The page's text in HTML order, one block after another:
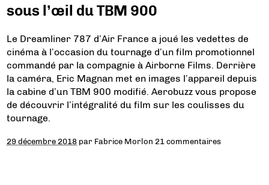
sous l’œil du TBM 900
Le Dreamliner 787 d’Air France a joué les vedettes de
cinéma à l’occasion du tournage d’un film promotionnel
commandé par la compagnie à Airborne Films. Derrière
la caméra, Eric Magnan met en images l’appareil depuis
la cabine d’un TBM 900 modifié. Aerobuzz vous propose
de découvrir l’intégralité du film sur les coulisses du
tournage.
29 décembre 2018 par Fabrice Morlon 21 commentaires